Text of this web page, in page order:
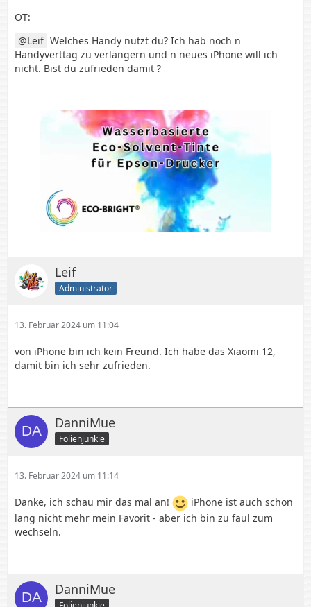
OT:
Leif Welches Handy nutzt du? Ich hab noch n
Handyverttag zu verlängern und n neues iPhone will ich
nicht. Bist du zufrieden damit ?
Leif
Administrator
13. Februar 2024 um 11:04
von iPhone bin ich kein Freund. Ich habe das Xiaomi 12,
damit bin ich sehr zufrieden.
DanniMue
Folienjunkie
13. Februar 2024 um 11:14
Danke, ich schau mir das mal an!
iPhone ist auch schon
lang nicht mehr mein Favorit - aber ich bin zu faul zum
wechseln.
DanniMue